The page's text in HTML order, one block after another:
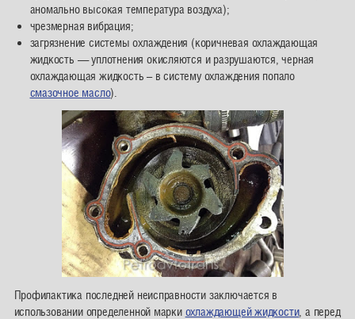
аномально высокая температура воздуха);
чрезмерная вибрация;
загрязнение системы охлаждения (коричневая охлаждающая
жидкость — уплотнения окисляются и разрушаются, черная
охлаждающая жидкость – в систему охлаждения попало
смазочное масло).
Профилактика последней неисправности заключается в
использовании определенной марки охлаждающей жидкости, а перед